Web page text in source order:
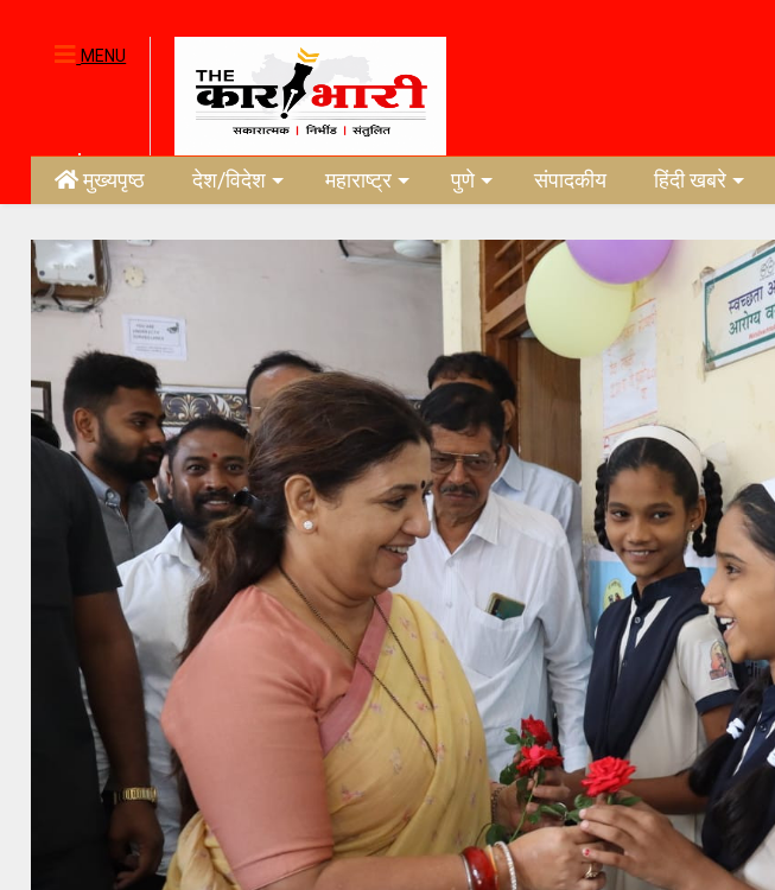
MENU
मुख्यपृष्ठ देश/विदेश महाराष्ट्र पुणे संपादकीय हिंदी खबरे